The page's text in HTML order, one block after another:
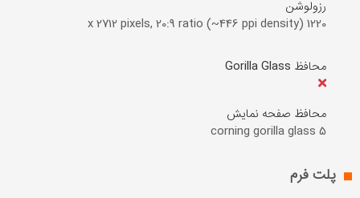
رزولوشن
1220 x 2712 pixels, 20:9 ratio (~446 ppi density)
محافظ Gorilla Glass
محافظ صفحه نمایش
corning gorilla glass 5
پلت فرم